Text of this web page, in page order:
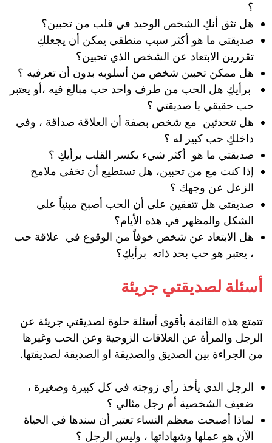
؟
هل تثق أنكِ الشخص الوحيد في قلب من تحبين؟
صديقتي ما هو أكثر سبب منطقي يمكن أن يجعلكِ
تقررين الابتعاد عن الشخص الذي تحبين؟
هل ممكن تحبين شخص من أسلوبه بدون أن تعرفيه ؟
برأيكِ هل الحب من طرف واحد حب مبالغ فيه ،أو يعتبر
حب حقيقي يا صديقتي ؟
هل تتحدثين مع شخص بصفة أن العلاقة صداقة ، وفي
داخلكِ حب كبير له ؟
صديقتي ما هو أكثر شيء يكسر القلب برأيكِ ؟
إذا كنت مع من تحبين، هل تستطيع أن تخفي ملامح
الزعل عن وجهك ؟
صديقتي هل تتفقين على أن الحب أصبح مبنياً على
الشكل والمظهر في هذه الأيام؟
هل الابتعاد عن شخص خوفاً من الوقوع في علاقة حب
، يعتبر هو حب بحد ذاته برأيكِ؟
أسئلة لصديقتي جريئة
تتمتع هذه القائمة بأقوى أسئلة حلوة لصديقتي جريئة عن
الرجل والمرأة عن العلاقات الزوجية وعن الحب وغيرها
من الجراءة بين الصديق والصديقة او الصديقة لصديقتها.
الرجل الذي يأخذ رأي زوجته في كل كبيرة وصغيرة ،
ضعيف الشخصية أم رجل مثالي ؟
لماذا أصبحت معظم النساء تعتبر أن سندها في الحياة
الآن هو عملها وشهاداتها ، وليس الرجل ؟